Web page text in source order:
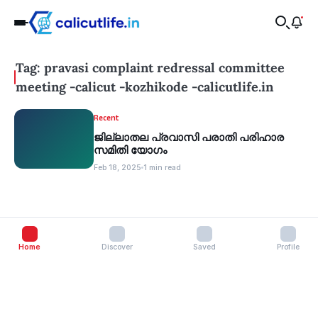
Tag: pravasi complaint redressal committee
meeting -calicut -kozhikode -calicutlife.in
Recent
ജില്ലാതല പ്രവാസി പരാതി പരിഹാര
സമിതി യോഗം
Feb 18, 2025 1 min read
Home Discover Saved Profile